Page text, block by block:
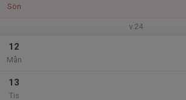
Sön
v.24
12
Mån
13
Tis